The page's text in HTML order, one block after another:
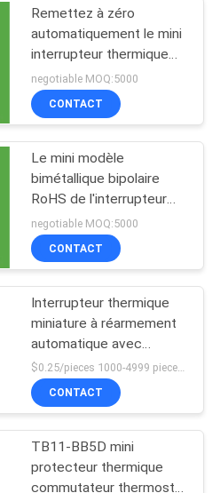
du
de
223
KSD302
18
Remettez à zéro
automatiquement le mini
interrupteur thermique
pour les appareils de
chauffage électriques
negotiable MOQ:5000
CONTACT
Le mini modèle
bimétallique bipolaire
RoHS de l'interrupteur
thermique KSD303 a
délivré un certificat
negotiable MOQ:5000
CONTACT
Interrupteur thermique
miniature à réarmement
automatique avec
température de
fonctionnement de 30 à
150°C, tension nominale
cycles de vie
$0.25/pieces 1000-4999 pieces MOQ:1000 pièces
CONTACT
TB11-BB5D mini
protecteur thermique
commutateur thermostat